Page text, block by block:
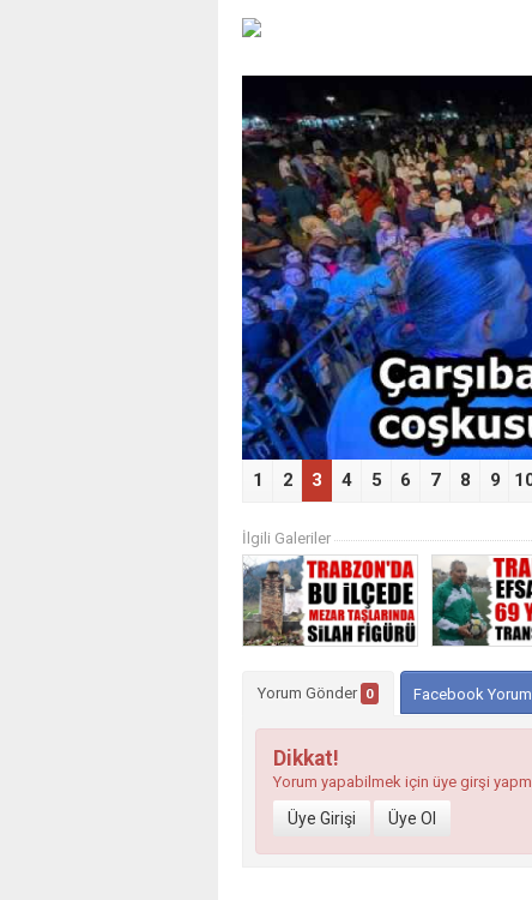
1 2 3 4 5 6 7 8 9
İlgili Galeriler
Yorum Gönder 0 Facebook
Dikkat!
Yorum yapabilmek için üye girşi
Üye Girişi Üye Ol